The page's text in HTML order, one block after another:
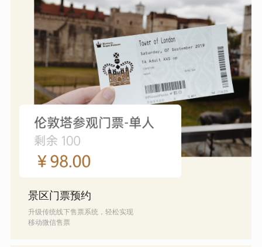
景区门票预约
升级传统线下售票系统，轻松实现
移动微信售票